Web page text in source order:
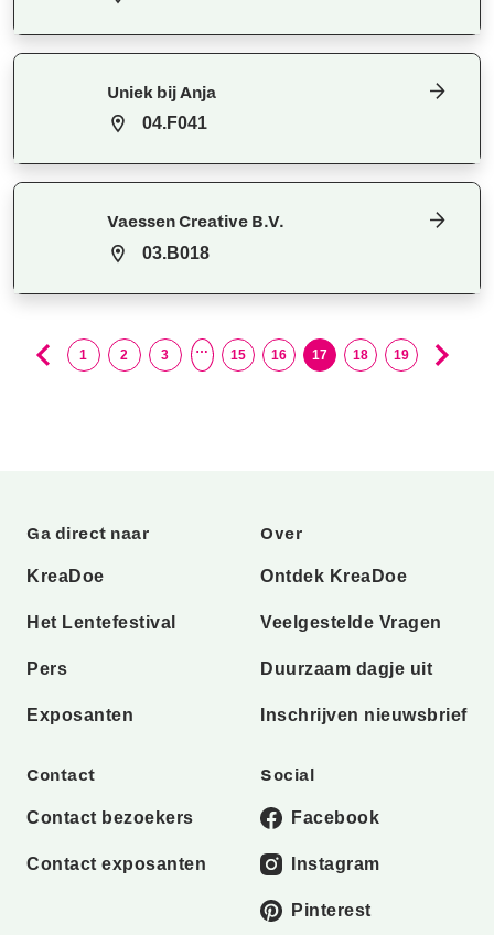
Uniek bij Anja
04.F041
Vaessen Creative B.V.
03.B018
1 2 3 … 15 16 17 18 19
Ga direct naar
KreaDoe
Het Lentefestival
Pers
Exposanten
Over
Ontdek KreaDoe
Veelgestelde Vragen
Duurzaam dagje uit
Inschrijven nieuwsbrief
Contact
Contact bezoekers
Contact exposanten
Social
Facebook
Instagram
Pinterest